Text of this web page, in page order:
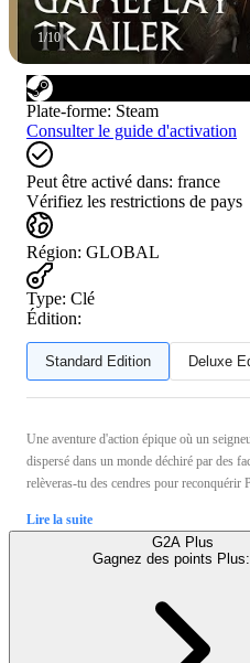
1/10
Plate-forme: Steam
Consulter le guide d'activation
Peut être activé dans: france
Vérifiez les restrictions de pays
Région: GLOBAL
Type: Clé
Édition:
Standard Edition Deluxe
Une aventure d'action épique où un
dispersé dans un monde déchiré par des
relèveras-tu des cendres pour reconquérir
Lire la suite
G2A Plus
Gagnez des points Plus: